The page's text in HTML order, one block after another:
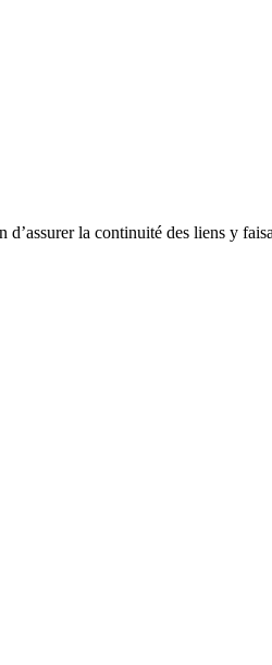
la continuité des liens y